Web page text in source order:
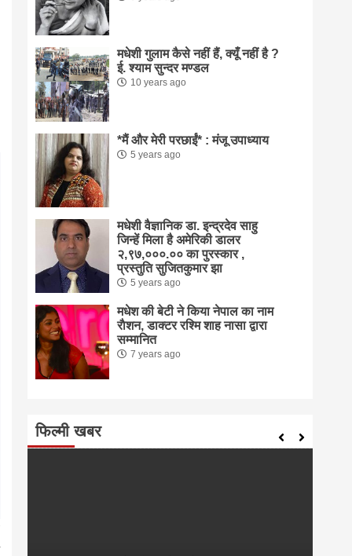
मधेशी गुलाम कैसे नहीं हैं, क्यूँ नहीं है ?
ई. श्याम सुन्दर मण्डल
10 years ago
*मैं और मेरी परछाईं* : मंजू उपाध्याय
5 years ago
मधेशी वैज्ञानिक डा. इन्द्रदेव साहु
जिन्हें मिला है अमेरिकी डालर
२,९७,०००.०० का पुरस्कार ,
प्रस्तुति सुजितकुमार झा
5 years ago
मधेश की बेटी ने किया नेपाल का नाम
राैशन, डाक्टर रश्मि शाह नासा द्वारा
सम्मानित
7 years ago
फिल्मी खबर